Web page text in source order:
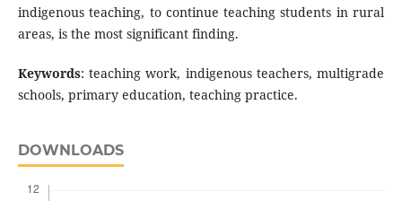
indigenous teaching, to continue teaching students in rural
areas, is the most significant finding.
Keywords: teaching work, indigenous teachers, multigrade
schools, primary education, teaching practice.
DOWNLOADS